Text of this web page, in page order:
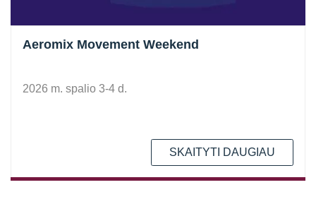
Aeromix Movement Weekend
2026 m. spalio 3-4 d.
SKAITYTI DAUGIAU